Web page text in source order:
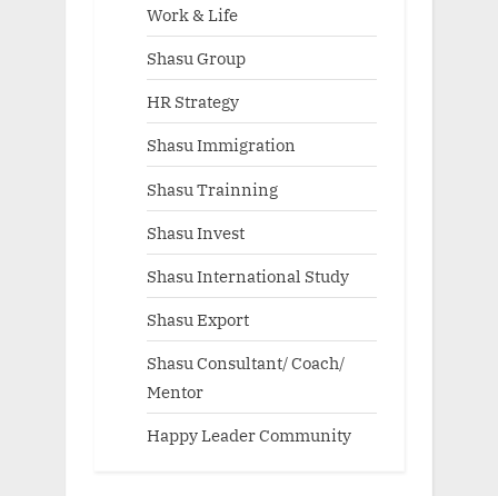
Work & Life
Shasu Group
HR Strategy
Shasu Immigration
Shasu Trainning
Shasu Invest
Shasu International Study
Shasu Export
Shasu Consultant/ Coach/
Mentor
Happy Leader Community